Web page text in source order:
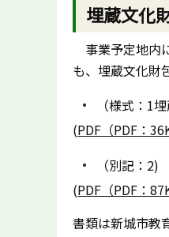
埋蔵文化
事業予定地内
も、埋蔵文化財
（様式：1
(PDF（PDF：
（別記：2)
(PDF（PDF：
書類は新城市教